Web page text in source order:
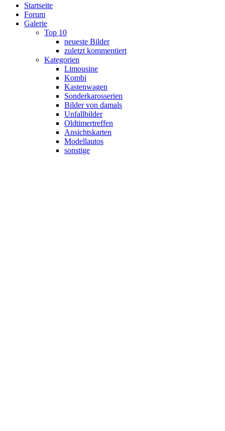
Startseite
Forum
Galerie
Top 10
neueste Bilder
zuletzt kommentiert
Kategorien
Limousine
Kombi
Kastenwagen
Sonderkarosserien
Bilder von damals
Unfallbilder
Oldtimertreffen
Ansichtskarten
Modellautos
sonstige